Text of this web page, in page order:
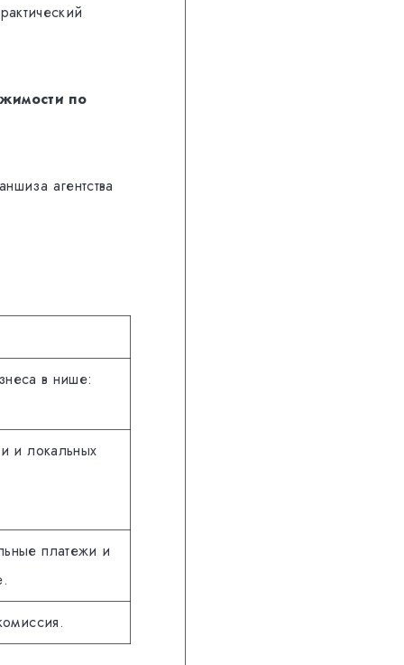
по
агентства
в нише:
и локальных
платежи и